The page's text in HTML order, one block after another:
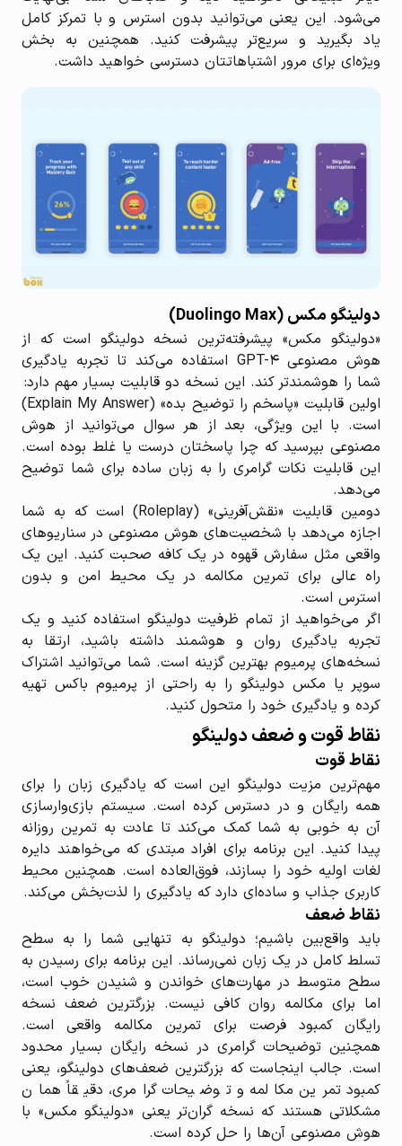
می‌شود. این یعنی می‌توانید بدون استرس و با تمرکز کامل
یاد بگیرید و سریع‌تر پیشرفت کنید. همچنین به بخش
ویژه‌ای برای مرور اشتباهاتتان دسترسی خواهید داشت.
دولینگو مکس (Duolingo Max)
«دولینگو مکس» پیشرفته‌ترین نسخه دولینگو است که از
هوش مصنوعی GPT-۴ استفاده می‌کند تا تجربه یادگیری
شما را هوشمندتر کند. این نسخه دو قابلیت بسیار مهم دارد:
اولین قابلیت «پاسخم را توضیح بده» (Explain My Answer)
است. با این ویژگی، بعد از هر سوال می‌توانید از هوش
مصنوعی بپرسید که چرا پاسختان درست یا غلط بوده است.
این قابلیت نکات گرامری را به زبان ساده برای شما توضیح
می‌دهد.
دومین قابلیت «نقش‌آفرینی» (Roleplay) است که به شما
اجازه می‌دهد با شخصیت‌های هوش مصنوعی در سناریوهای
واقعی مثل سفارش قهوه در یک کافه صحبت کنید. این یک
راه عالی برای تمرین مکالمه در یک محیط امن و بدون
استرس است.
اگر می‌خواهید از تمام ظرفیت دولینگو استفاده کنید و یک
تجربه یادگیری روان و هوشمند داشته باشید، ارتقا به
نسخه‌های پرمیوم بهترین گزینه است. شما می‌توانید اشتراک
سوپر یا مکس دولینگو را به راحتی از پرمیوم باکس تهیه
کرده و یادگیری خود را متحول کنید.
نقاط قوت و ضعف دولینگو
نقاط قوت
مهم‌ترین مزیت دولینگو این است که یادگیری زبان را برای
همه رایگان و در دسترس کرده است. سیستم بازی‌وارسازی
آن به خوبی به شما کمک می‌کند تا عادت به تمرین روزانه
پیدا کنید. این برنامه برای افراد مبتدی که می‌خواهند دایره
لغات اولیه خود را بسازند، فوق‌العاده است. همچنین محیط
کاربری جذاب و ساده‌ای دارد که یادگیری را لذت‌بخش می‌کند.
نقاط ضعف
باید واقع‌بین باشیم؛ دولینگو به تنهایی شما را به سطح
تسلط کامل در یک زبان نمی‌رساند. این برنامه برای رسیدن به
سطح متوسط در مهارت‌های خواندن و شنیدن خوب است،
اما برای مکالمه روان کافی نیست. بزرگترین ضعف نسخه‌
رایگان کمبود فرصت برای تمرین مکالمه واقعی است.
همچنین توضیحات گرامری در نسخه رایگان بسیار محدود
است. جالب اینجاست که بزرگترین ضعف‌های دولینگو، یعنی
کمبود تمرین مکالمه و توضیحات گرامری، دقیقاً همان
مشکلاتی هستند که نسخه گران‌تر یعنی «دولینگو مکس» با
هوش مصنوعی آن‌ها را حل کرده است.